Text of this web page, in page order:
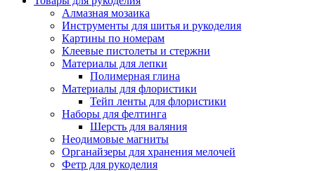
Алмазная мозаика
Инструменты для шитья и рукоделия
Картины по номерам
Клеевые пистолеты и стержни
Материалы для лепки
Полимерная глина
Материалы для флористики
Тейп ленты для флористики
Наборы для фелтинга
Шерсть для валяния
Неодимовые магниты
Органайзеры для хранения мелочей
Фетр для рукоделия